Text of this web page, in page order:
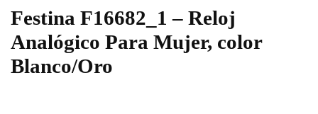
Festina F16682_1 – Reloj
Analógico Para Mujer, color
Blanco/Oro